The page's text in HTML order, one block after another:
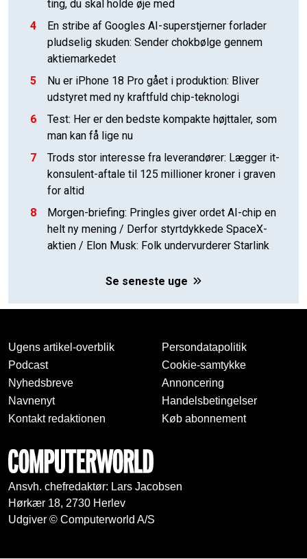
ting, du skal holde øje med
4
En stribe af Googles AI-superstjerner forlader
pludselig skuden: Sender chokbølge gennem
aktiemarkedet
5
Nu er iPhone 18 Pro gået i produktion: Bliver
udstyret med ny kraftfuld chip-teknologi
6
Test: Her er den bedste kompakte højttaler, som
man kan få lige nu
7
Trods stor interesse fra leverandører: Lægger it-
konsulent-aftale til 125 millioner kroner i graven
for altid
8
Morgen-briefing: Pringles giver ordet AI-chip en
helt ny mening / Derfor styrtdykkede SpaceX-
aktien / Elon Musk: Folk undervurderer Starlink
Se seneste uge
Ugens artikel-overblik
Podcast
Nyhedsbreve
Navnenyt
Kontakt redaktionen
Persondatapolitik
Cookie-samtykke
Annoncering
Handelsbetingelser
Køb abonnement
Ansvh. chefredaktør: Lars Jacobsen
Hørkær 18, 2730 Herlev
Udgiver © Computerworld A/S